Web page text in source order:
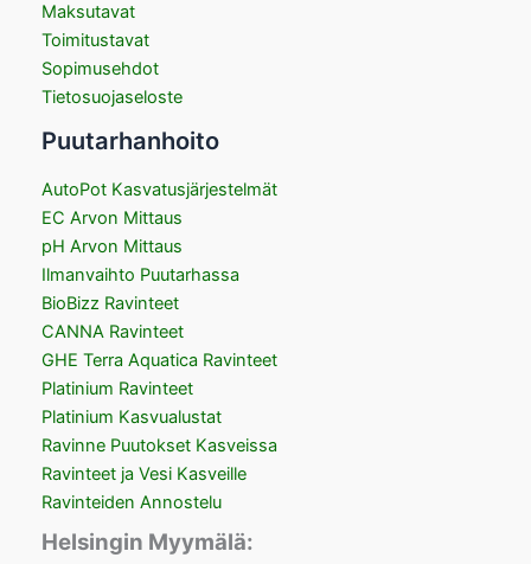
Maksutavat
Toimitustavat
Sopimusehdot
Tietosuojaseloste
Puutarhanhoito
AutoPot Kasvatusjärjestelmät
EC Arvon Mittaus
pH Arvon Mittaus
Ilmanvaihto Puutarhassa
BioBizz Ravinteet
CANNA Ravinteet
GHE Terra Aquatica Ravinteet
Platinium Ravinteet
Platinium Kasvualustat
Ravinne Puutokset Kasveissa
Ravinteet ja Vesi Kasveille
Ravinteiden Annostelu
Helsingin Myymälä: